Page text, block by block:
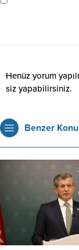
Henüz yorum
siz yapabilirsiniz.
Benzer